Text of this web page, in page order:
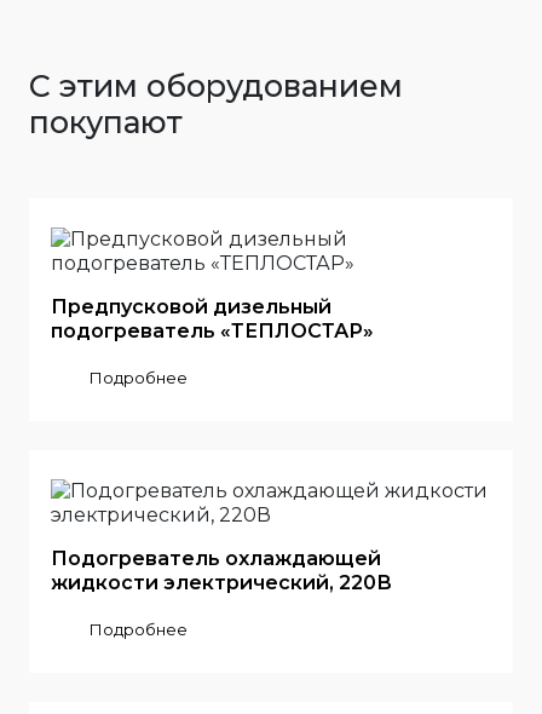
С этим оборудованием
покупают
Предпусковой дизельный
подогреватель «ТЕПЛОСТАР»
Подробнее
Подогреватель охлаждающей
жидкости электрический, 220В
Подробнее